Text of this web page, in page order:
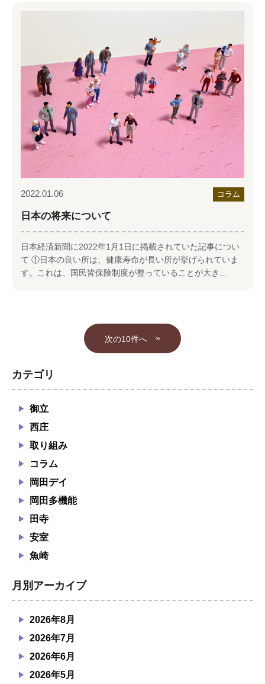
2022.01.06 コラム
日本の将来について
日本経済新聞に2022年1月1日に掲載されていた記事につい
て ①日本の良い所は、健康寿命が長い所が挙げられていま
す。これは、国民皆保険制度が整っていることが大き...
»
カテゴリ
御立
西庄
取り組み
コラム
岡田デイ
岡田多機能
田寺
安室
魚崎
月別アーカイブ
2026年8月
2026年7月
2026年6月
2026年5月